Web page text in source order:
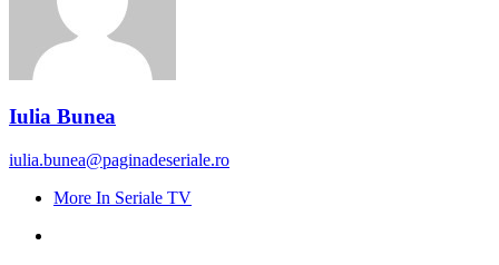
Iulia Bunea
iulia.bunea@paginadeseriale.ro
More In Seriale TV